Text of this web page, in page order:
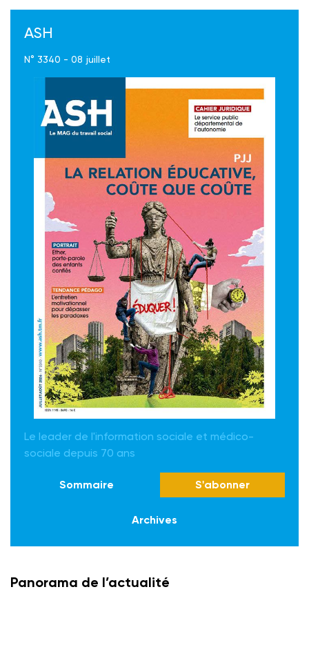
ASH
N° 3340 - 08 juillet
Le leader de l'information sociale et médico-
sociale depuis 70 ans
Sommaire S'abonner
Archives
Panorama de l’actualité